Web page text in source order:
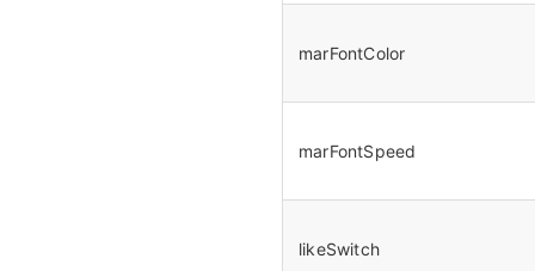
marFontColor
marFontSpeed
likeSwitch